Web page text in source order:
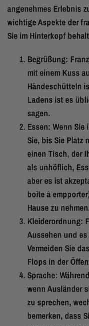
angenehmes Erlebnis
wichtige Aspekte der
Sie im Hinterkopf
Begrüßung:
mit einem Kuss
Händeschütteln
Ladens ist es
sagen.
Essen: Wenn Sie
Sie, bis Sie Platz
einen Tisch, der
als unhöflich,
aber es ist
boîte à
Hause zu nehmen.
Kleiderordnung:
Aussehen und
Vermeiden Sie
Flops in der
Sprache:
wenn Ausländer
zu sprechen,
bemerken, dass